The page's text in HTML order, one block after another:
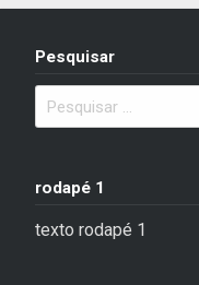
Pesquisar
rodapé 1
texto rodapé 1